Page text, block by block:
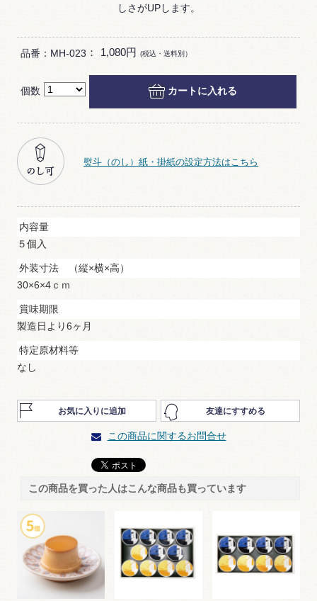
しさがUPします。
品番：MH-023 ： 1,080円 (税込・送料別）
個数 カートに入れる
熨斗（のし）紙・掛紙の設定方法はこちら
内容量
５個入
外装寸法 （縦×横×高）
30×6×4ｃｍ
賞味期限
製造日より6ヶ月
特定原材料等
なし
お気に入りに追加 友達にすすめる
この商品に関するお問合せ
この商品を買った人はこんな商品も買っています